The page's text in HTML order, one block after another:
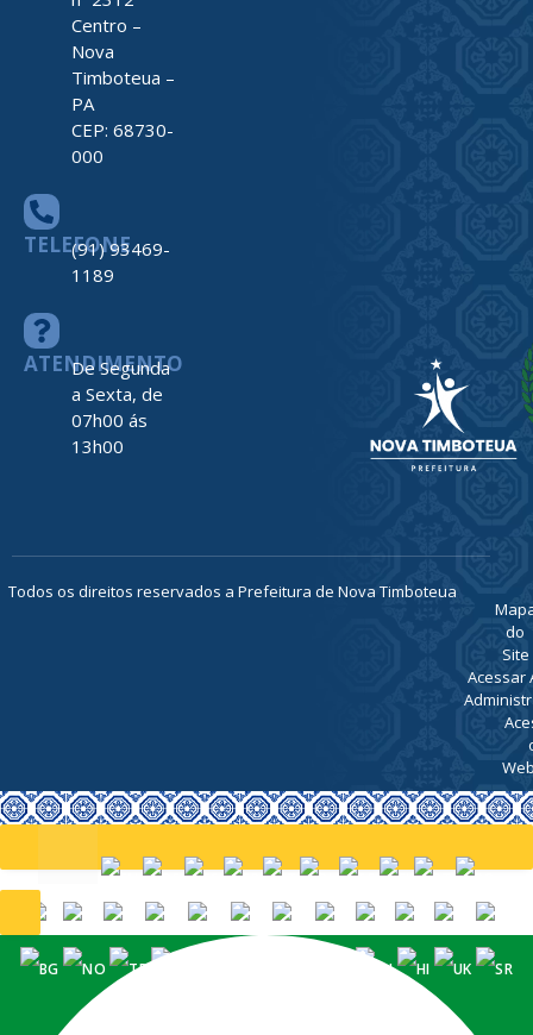
Centro –
Nova
Timboteua –
PA
CEP: 68730-
000
TELEFONE
(91) 93469-
1189
ATENDIMENTO
De Segunda
a Sexta, de
07h00 ás
13h00
Todos os direitos reservados a Prefeitura de Nova Timboteua
do
Site
Acessar